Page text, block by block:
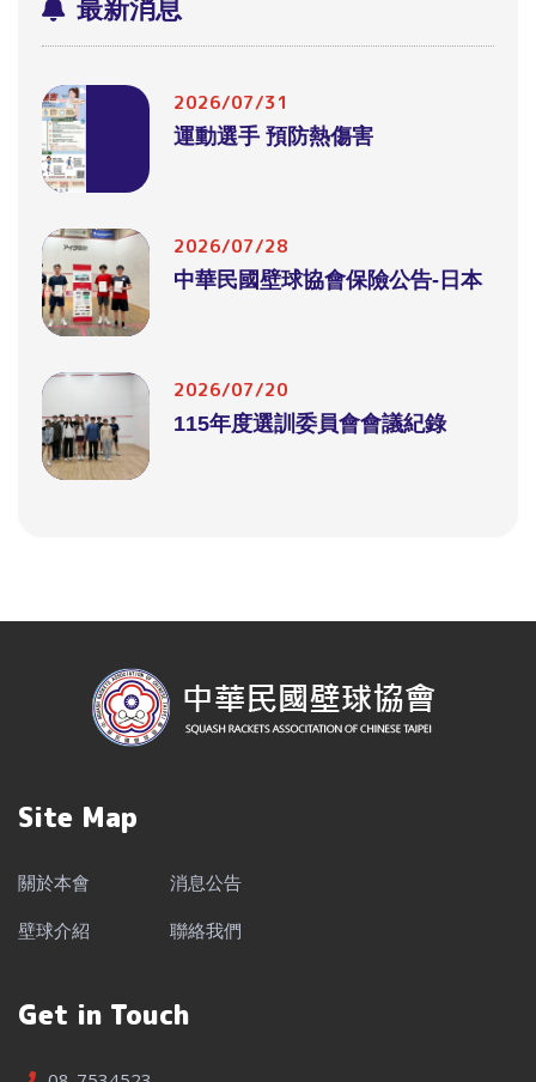
最新消息
2026/07/31
運動選手 預防熱傷害
2026/07/28
中華民國壁球協會保險公告-日本
2026/07/20
115年度選訓委員會會議紀錄
Site Map
關於本會
消息公告
壁球介紹
聯絡我們
Get in Touch